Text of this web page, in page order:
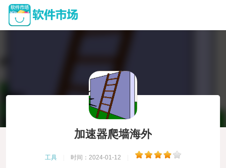
加速器爬墙海外
工具 时间：2024-01-12